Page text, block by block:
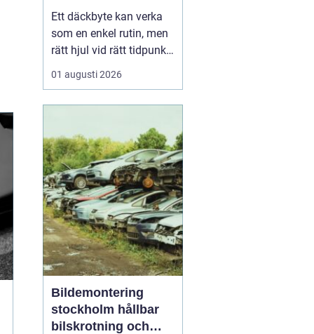
säsonger
Ett däckbyte kan verka
som en enkel rutin, men
rätt hjul vid rätt tidpunkt
är avgörande för både
säkerhet, komfort och
snabbt och somrarna
bjuda på både regn och
hetta, behöver bilägare
ha koll på lagar, vä...
01 augusti 2026
Bildemontering
stockholm hållbar
bilskrotning och